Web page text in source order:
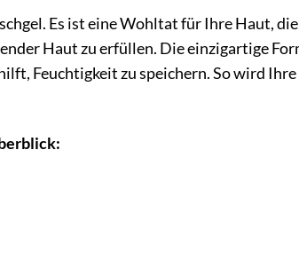
Es ist eine Wohltat für Ihre Haut,
Haut zu erfüllen. Die einzigartige
Feuchtigkeit zu speichern. So wird